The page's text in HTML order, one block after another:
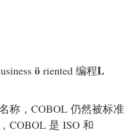
usiness ö riented 编程L
称，COBOL 仍然被标准
COBOL 是 ISO 和